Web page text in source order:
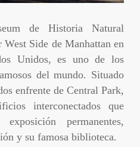
de Historia Natural
Side de Manhattan en
Unidos, es uno de los
del mundo. Situado
enfrente de Central Park,
interconectados que
permanentes,
y su famosa biblioteca.